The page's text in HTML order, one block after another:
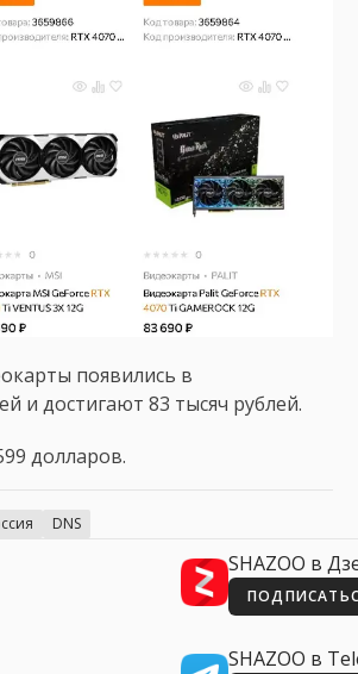
появились в
и достигают 83 тысяч рублей.
долларов.
DNS
SHAZOO в
SHAZOO в